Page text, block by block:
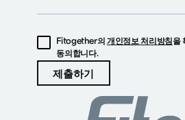
Fitogether의개인정보 처리방침 을
동의합니다.